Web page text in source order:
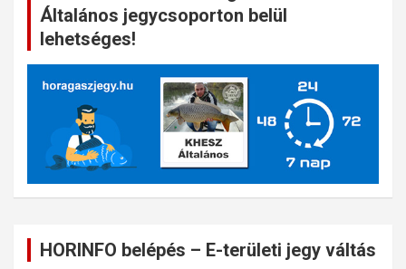
Általános jegycsoporton belül
lehetséges!
HORINFO belépés – E-területi jegy váltás